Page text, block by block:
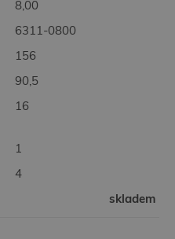
8,00
6311-0800
156
90,5
16
1
4
skladem